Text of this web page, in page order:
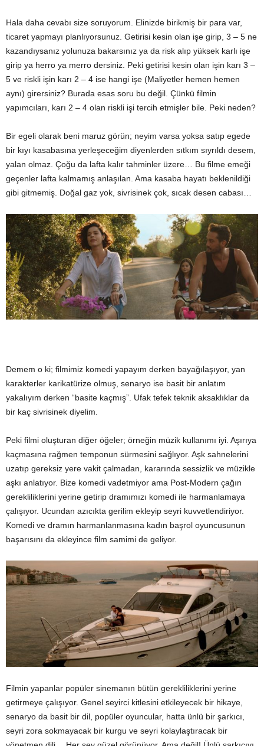
Hala daha cevabı size soruyorum. Elinizde birikmiş bir para var,
ticaret yapmayı planlıyorsunuz. Getirisi kesin olan işe girip, 3 – 5 ne
kazandıysanız yolunuza bakarsınız ya da risk alıp yüksek karlı işe
girip ya herro ya merro dersiniz. Peki getirisi kesin olan işin karı 3 –
5 ve riskli işin karı 2 – 4 ise hangi işe (Maliyetler hemen hemen
aynı) girersiniz? Burada esas soru bu değil. Çünkü filmin
yapımcıları, karı 2 – 4 olan riskli işi tercih etmişler bile. Peki neden?
Bir egeli olarak beni maruz görün; neyim varsa yoksa satıp egede
bir kıyı kasabasına yerleşeceğim diyenlerden sıtkım sıyrıldı desem,
yalan olmaz. Çoğu da lafta kalır tahminler üzere… Bu filme emeği
geçenler lafta kalmamış anlaşılan. Ama kasaba hayatı beklenildiği
gibi gitmemiş. Doğal gaz yok, sivrisinek çok, sıcak desen cabası…
Demem o ki; filmimiz komedi yapayım derken bayağılaşıyor, yan
karakterler karikatürize olmuş, senaryo ise basit bir anlatım
yakalıyım derken “basite kaçmış”. Ufak tefek teknik aksaklıklar da
bir kaç sivrisinek diyelim.
Peki filmi oluşturan diğer öğeler; örneğin müzik kullanımı iyi. Aşırıya
kaçmasına rağmen temponun sürmesini sağlıyor. Aşk sahnelerini
uzatıp gereksiz yere vakit çalmadan, kararında sessizlik ve müzikle
aşkı anlatıyor. Bize komedi vadetmiyor ama Post-Modern çağın
gerekliliklerini yerine getirip dramımızı komedi ile harmanlamaya
çalışıyor. Ucundan azıcıkta gerilim ekleyip seyri kuvvetlendiriyor.
Komedi ve dramın harmanlanmasına kadın başrol oyuncusunun
başarısını da ekleyince film samimi de geliyor.
Filmin yapanlar popüler sinemanın bütün gerekliliklerini yerine
getirmeye çalışıyor. Genel seyirci kitlesini etkileyecek bir hikaye,
senaryo da basit bir dil, popüler oyuncular, hatta ünlü bir şarkıcı,
seyri zora sokmayacak bir kurgu ve seyri kolaylaştıracak bir